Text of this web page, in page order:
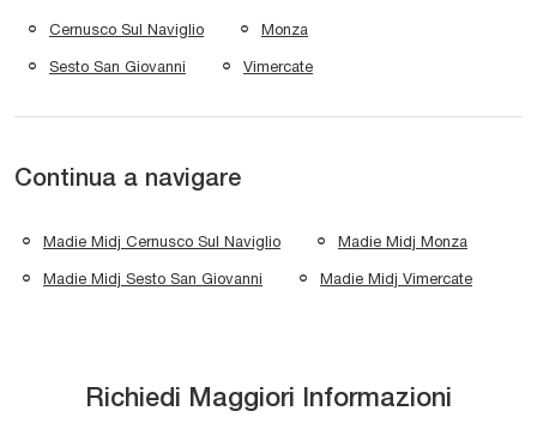
Cernusco Sul Naviglio Monza
Sesto San Giovanni Vimercate
Continua a navigare
Madie Midj Cernusco Sul Naviglio Madie Midj Monza
Madie Midj Sesto San Giovanni Madie Midj Vimercate
Richiedi Maggiori Informazioni